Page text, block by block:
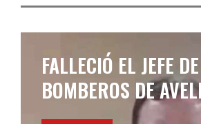
FALLECIÓ EL JEFE DE
BOMBEROS DE